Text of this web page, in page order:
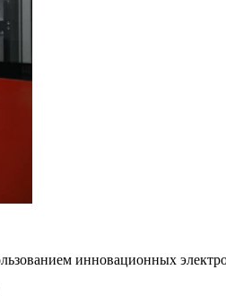
инновационных